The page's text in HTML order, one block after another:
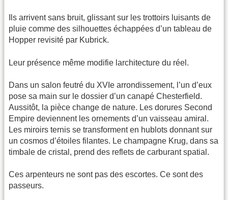
Ils arrivent sans bruit, glissant sur les trottoirs luisants de
pluie comme des silhouettes échappées d’un tableau de
Hopper revisité par Kubrick.
Leur présence même modifie larchitecture du réel.
Dans un salon feutré du XVIe arrondissement, l’un d’eux
pose sa main sur le dossier d’un canapé Chesterfield.
Aussitôt, la pièce change de nature. Les dorures Second
Empire deviennent les ornements d’un vaisseau amiral.
Les miroirs ternis se transforment en hublots donnant sur
un cosmos d’étoiles filantes. Le champagne Krug, dans sa
timbale de cristal, prend des reflets de carburant spatial.
Ces arpenteurs ne sont pas des escortes. Ce sont des
passeurs.